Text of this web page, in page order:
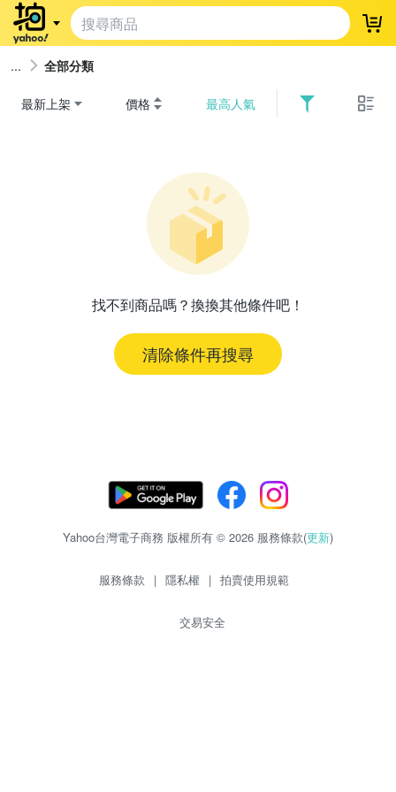
登
全部分類
最新上架 價格 最高人氣
找不到商品嗎？換換其他條件吧！
清除條件再搜尋
Yahoo台灣電子商務 版權所有 © 2026 服務條款(更新)
服務條款 | 隱私權 | 拍賣使用規範
交易安全